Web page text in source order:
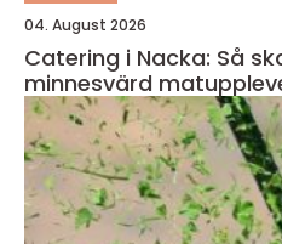
04. August 2026
Catering i Nacka: Så
minnesvärd